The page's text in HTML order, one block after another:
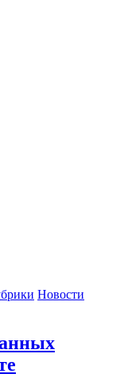
Новости